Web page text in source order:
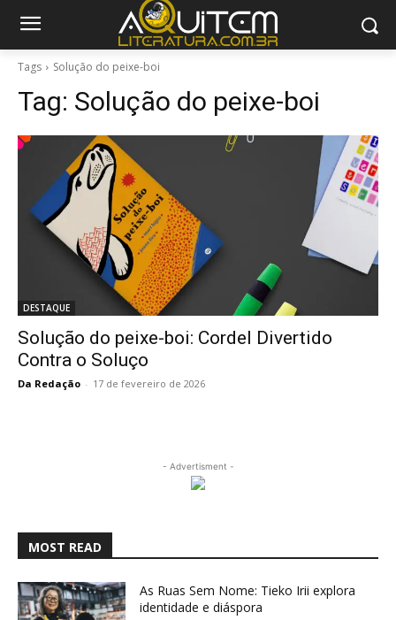
Tags Solução do peixe-boi
Tag: Solução do peixe-boi
DESTAQUE
Solução do peixe-boi: Cordel Divertido
Contra o Soluço
Da Redação - 17 de fevereiro de 2026
- Advertisment -
MOST READ
As Ruas Sem Nome: Tieko Irii explora
identidade e diáspora